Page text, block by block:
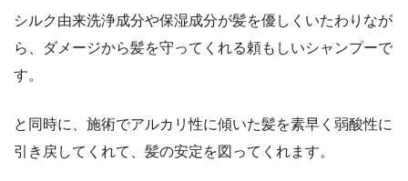
シルク由来洗浄成分や保湿成分が髪を優しくいたわりなが
ら、ダメージから髪を守ってくれる頼もしいシャンプーで
す。
と同時に、施術でアルカリ性に傾いた髪を素早く弱酸性に
引き戻してくれて、髪の安定を図ってくれます。